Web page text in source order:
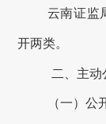
云南证监
开两类。
二、主动
（一）公